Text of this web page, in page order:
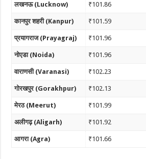
लखनऊ (Lucknow) ₹101.86
कानपुर शहरी (Kanpur) ₹101.59
प्रयागराज (Prayagraj) ₹101.96
नोएडा (Noida) ₹101.96
वाराणसी (Varanasi) ₹102.23
गोरखपुर (Gorakhpur) ₹102.13
मेरठ (Meerut) ₹101.99
अलीगढ़ (Aligarh) ₹101.92
आगरा (Agra) ₹101.66